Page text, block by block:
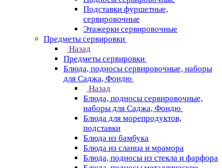
Подставки фуршетные,
сервировочные
Этажерки сервировочные
Предметы сервировки
Назад
Предметы сервировки
Блюда, подносы сервировочные, наборы
для Саджа, Фондю
Назад
Блюда, подносы сервировочные,
наборы для Саджа, Фондю
Блюда для морепродуктов,
подставки
Блюда из бамбука
Блюда из сланца и мрамора
Блюда, подносы из стекла и фарфора